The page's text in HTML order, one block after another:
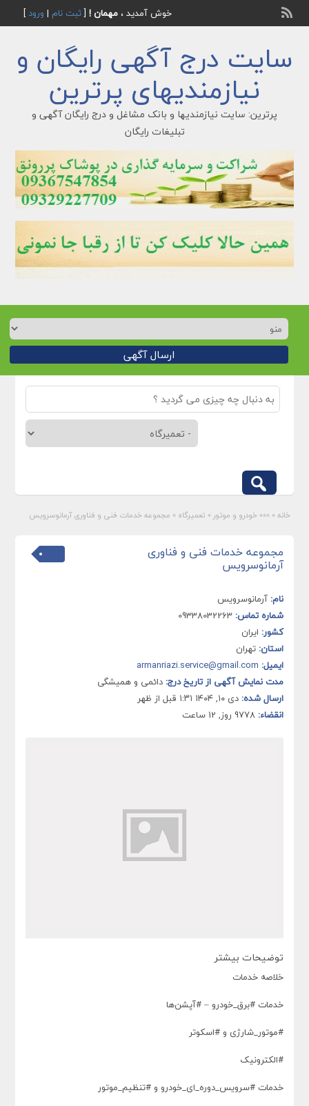
خوش آمدید ، مهمان ![ثبت نام | ورود]
سایت درج آگهی رایگان و
نیازمندیهای پرترین
پرترین: سایت نیازمندیها و بانک مشاغل و درج رایگان آگهی و
تبلیغات رایگان
ارسال آگهی
خانه » »»» خودرو و موتور » تعمیرگاه » مجموعه خدمات فنی و فناوری آرمانوسرویس
مجموعه خدمات فنی و فناوری
آرمانوسرویس
نام: آرمانوسرویس
شماره تماس: 09338032263
کشور: ایران
استان: تهران
ایمیل: armanriazi.service@gmail.com
مدت نمایش آگهی از تاریخ درج: دائمی و همیشگی
ارسال شده: دی ۱۰, ۱۴۰۴ ۱:۳۱ قبل از ظهر
انقضاء: 9778 روز, 12 ساعت
توضیحات بیشتر
خلاصه خدمات
خدمات #برق_خودرو – #آپشن‌ها
#موتور_شارژی و #اسکوتر
#الکترونیک
خدمات #سرویس_دوره‌_ای_خودرو و #تنظیم_موتور